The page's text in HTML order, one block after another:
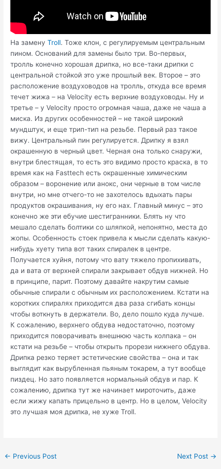
На заменуTroll. Тоже клон, с регулируемым центральным
пином. Оснований для замены было три. Во-первых,
тролль конечно хорошая дрипка, но все-таки дрипки с
центральной стойкой это уже прошлый век. Второе – это
расположение воздуховодов на тролль, откуда все время
течет жижа – на Velocity есть верхние воздуховоды. Ну и
третье – у Velocity просто огромная чаша, даже не чаша а
миска. Из других особенностей – не такой широкий
мундштук, и еще трип-тип на резьбе. Первый раз такое
вижу. Центральный пин регулируется. Дрипку я взял
окрашенную в черный цвет. Черная она только снаружи,
внутри блестящая, то есть это видимо просто краска, в то
время как на Fasttech есть окрашенные химическим
образом – воронение или анокс, они черные в том числе
внутри, но мне отчего-то не захотелось вдыхать пары
продуктов окрашивания, ну его нах. Главный минус – это
конечно же эти ебучие шестигранники. Блять ну что
мешало сделать болтики со шляпкой, непонятно, места до
жопы. Особенность стоек привела к мысли сделать какую-
нибудь хуету типа вот таких спиралек в центре.
Получается хуйня, потому что вату тяжело пропихивать,
да и вата от верхней спирали закрывает обдув нижней. Но
в принципе, парит. Поэтому давайте накрутим самые
обычные спирали с обычным их расположением. Кстати на
коротких спиралях приходится два раза сгибать концы
чтобы воткнуть в держатели. Во, дело пошло куда лучше.
К сожалению, верхнего обдува недостаточно, поэтому
приходится поворачивать внешнюю часть колпака – он
кстати на резьбе – чтобы открыть прорези нижнего обдува.
Дрипка резко теряет эстетические свойства – она и так
выглядит как вырубленная пьяным токарем, а тут вообще
пиздец. Но зато появляется нормальный обдув и пар. К
сожалению, дрипка тут же начинает мироточить, даже
если жижу капать прицельно в центр. Но в целом, Velocity
это лучшая моя дрипка, не хуже Troll.
Post
← Previous Post Next Post →